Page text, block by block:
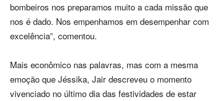
bombeiros nos preparamos muito a cada missão que
nos é dado. Nos empenhamos em desempenhar com
excelência”, comentou.
Mais econômico nas palavras, mas com a mesma
emoção que Jéssika, Jair descreveu o momento
vivenciado no último dia das festividades de estar